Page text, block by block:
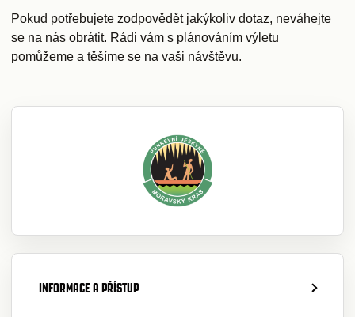
Pokud potřebujete zodpovědět jakýkoliv dotaz, neváhejte
se na nás obrátit. Rádi vám s plánováním výletu
pomůžeme a těšíme se na vaši návštěvu.
INFORMACE A PŘÍSTUP